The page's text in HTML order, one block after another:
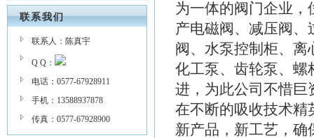
联系我们
联系人：陈真宇
Q Q：
电话：0577-67928911
手机：13588937878
传真：0577-67928900
为一体的阀门企业
产电磁阀、减压阀、
阀、水泵控制柜、离
化工泵、齿轮泵、
进，为此公司不惜巨
在不断的吸收技术精
新产品，新工艺，确